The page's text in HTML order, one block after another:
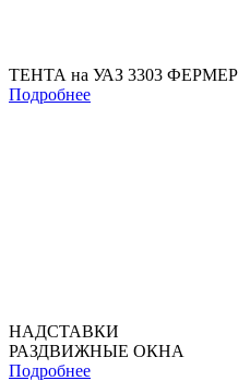
ТЕНТА на УАЗ 3303 ФЕРМЕР
Подробнее
НАДСТАВКИ
РАЗДВИЖНЫЕ ОКНА
Подробнее